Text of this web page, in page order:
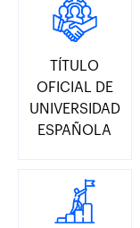
TÍTULO
OFICIAL DE
UNIVERSIDAD
ESPAÑOLA